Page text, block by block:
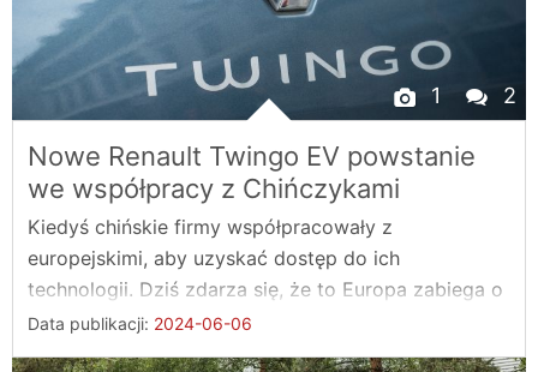
1 2
Nowe Renault Twingo EV powstanie
we współpracy z Chińczykami
Kiedyś chińskie firmy współpracowały z
europejskimi, aby uzyskać dostęp do ich
technologii. Dziś zdarza się, że to Europa zabiega o
...
Data publikacji: 2024-06-06